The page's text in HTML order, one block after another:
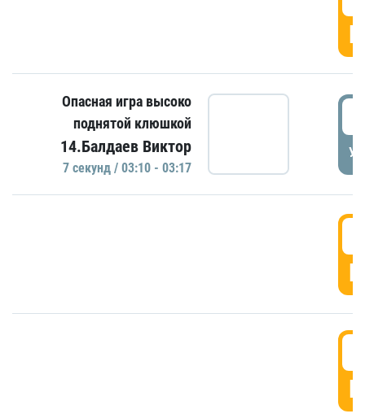
Опасная игра высоко
поднятой клюшкой
14.Балдаев Виктор
7 секунд / 03:10 - 03:17